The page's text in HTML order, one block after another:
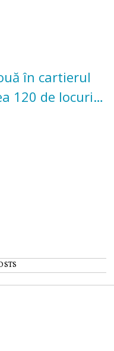
în cartierul
120 de locuri